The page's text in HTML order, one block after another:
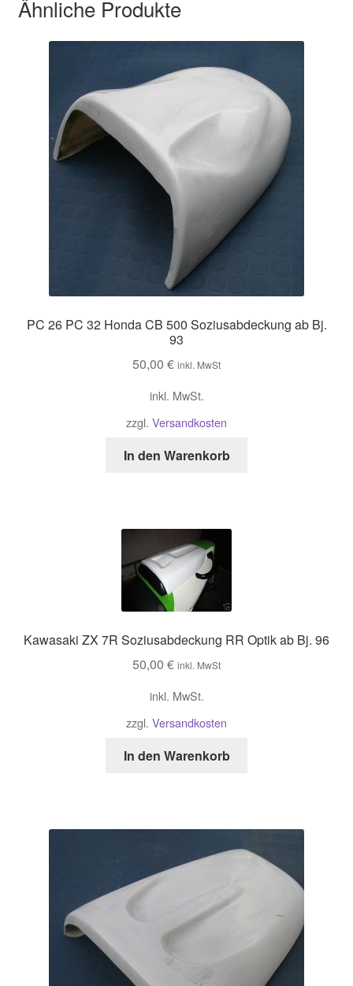
Ähnliche Produkte
PC 26 PC 32 Honda CB 500 Soziusabdeckung ab Bj.
93
50,00 € inkl. MwSt
inkl. MwSt.
zzgl. Versandkosten
In den Warenkorb
Kawasaki ZX 7R Soziusabdeckung RR Optik ab Bj. 96
50,00 € inkl. MwSt
inkl. MwSt.
zzgl. Versandkosten
In den Warenkorb